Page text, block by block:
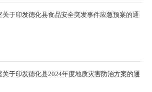
于印发德化县食品安全突发事件应急预案的通
于印发德化县2024年度地质灾害防治方案的通